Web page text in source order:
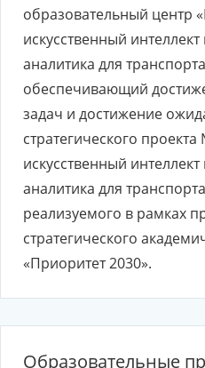
образовательный центр
искусственный
аналитика для
обеспечивающий
задач и достижение
стратегического
искусственный
аналитика для
реализуемого в рамках
стратегического
«Приоритет 2030».
Образовательные